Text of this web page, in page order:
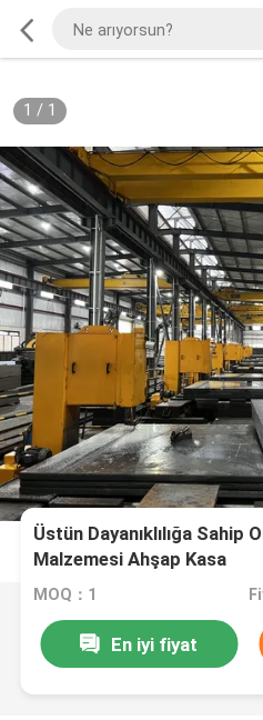
1 / 1
Üstün Dayanıklılığa Sahip
Malzemesi Ahşap Kasa
MOQ：1
En iyi fiyat